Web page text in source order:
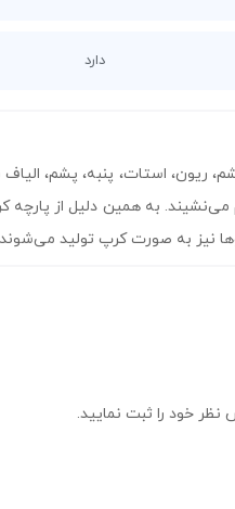
دارد
ریون، استات، پنبه، پشم،
می‌نشیند. به همین دلیل از
نیز به صورت کرپ تولید
خود را ثبت نمایید.